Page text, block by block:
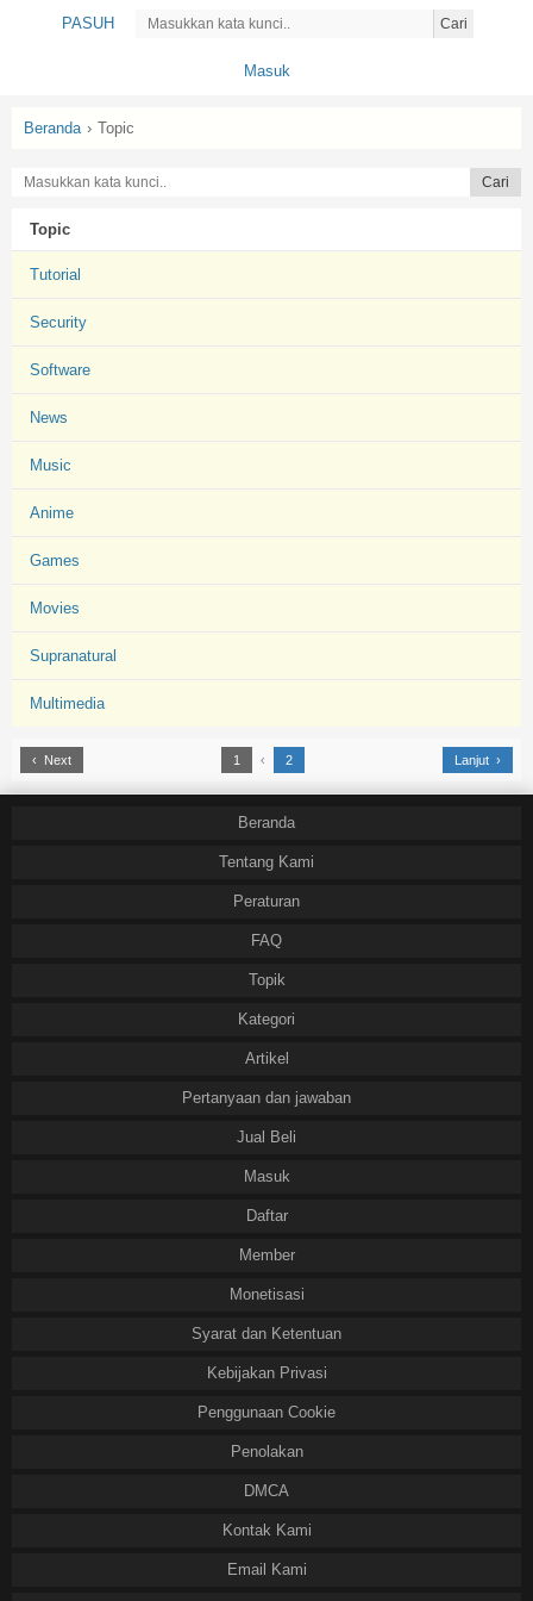
PASUH Cari
Masuk
Beranda › Topic
Topic
Tutorial
Security
Software
News
Music
Anime
Games
Movies
Supranatural
Multimedia
‹ Next Lanjut ›
1 ‹ 2
Beranda
Tentang Kami
Peraturan
FAQ
Topik
Kategori
Artikel
Pertanyaan dan jawaban
Jual Beli
Masuk
Daftar
Member
Monetisasi
Syarat dan Ketentuan
Kebijakan Privasi
Penggunaan Cookie
Penolakan
DMCA
Kontak Kami
Email Kami